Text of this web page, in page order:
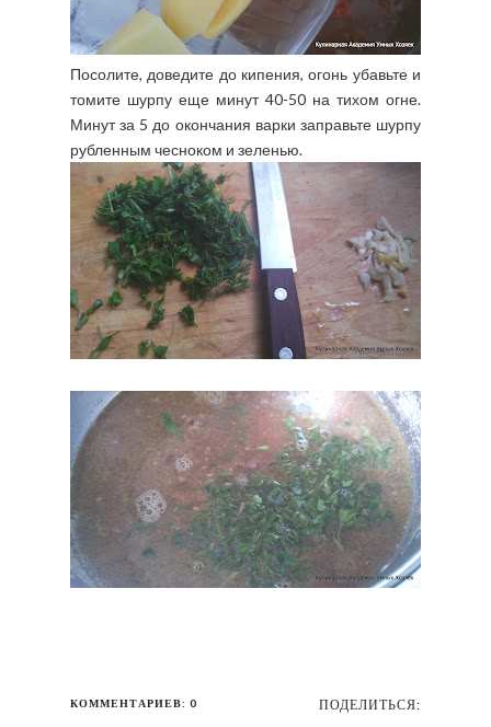
Посолите, доведите до кипения, огонь убавьте и
томите шурпу еще минут 40-50 на тихом огне.
Минут за 5 до окончания варки заправьте шурпу
рубленным чесноком и зеленью.
КОММЕНТАРИЕВ: 0 ПОДЕЛИТЬСЯ: